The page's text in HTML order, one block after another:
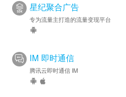
星纪聚合广告
专为流量主打造的流量变现平台
IM 即时通信
腾讯云即时通信 IM